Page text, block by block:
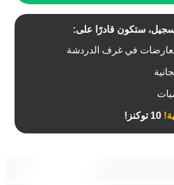
ستكون قادرًا على:
في غرف الدردشة